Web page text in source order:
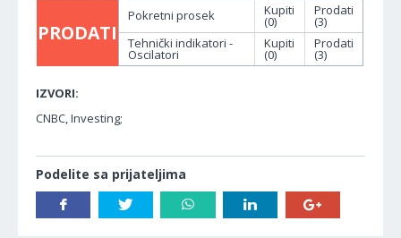
PRODATI
Pokretni prosek Kupiti
(0)
Prodati
(3)
Tehnički indikatori -
Oscilatori
Kupiti
(0)
Prodati
(3)
IZVORI:
CNBC, Investing;
Podelite sa prijateljima